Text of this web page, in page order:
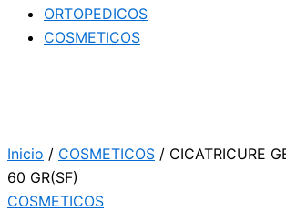
ORTOPEDICOS
COSMETICOS
Inicio / COSMETICOS / CICATRICURE
60 GR(SF)
COSMETICOS